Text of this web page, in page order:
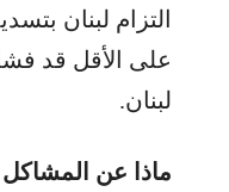
التزام لبنان
على الأقل قد
لبنان.
ماذا عن المشاكل